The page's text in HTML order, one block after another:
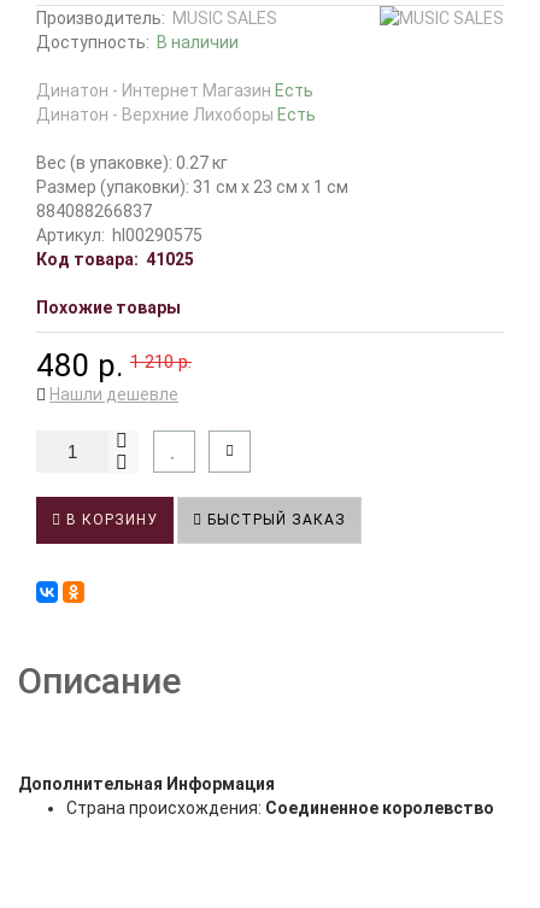
Производитель: MUSIC SALES
Доступность: В наличии
Динатон - Интернет Магазин Есть
Динатон - Верхние Лихоборы Есть
Вес (в упаковке): 0.27 кг
Размер (упаковки): 31 см x 23 см x 1 см
884088266837
Артикул: hl00290575
Код товара: 41025
Похожие товары
480 р. 1 210 р.
Нашли дешевле
В КОРЗИНУ БЫСТРЫЙ ЗАКАЗ
Описание
Дополнительная Информация
Страна происхождения: Соединенное королевство